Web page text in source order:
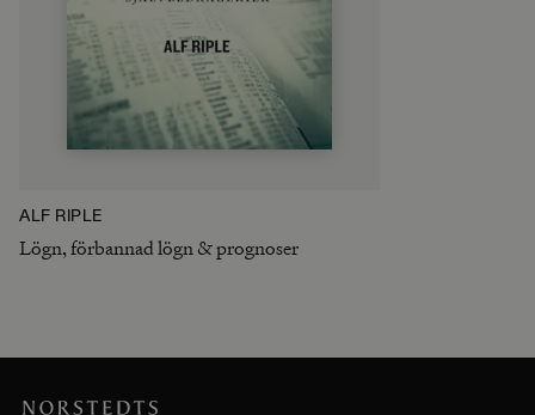
ALF RIPLE
Lögn, förbannad lögn & prognoser